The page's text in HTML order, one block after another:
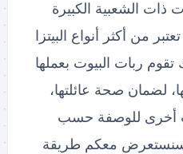
ذات الشعبية الكبيرة
من أكثر أنواع البيتزا
تقوم ربات البيوت بعملها
لضمان صحة عائلتها،
أخرى للوصفة حسب
سنستعرض معكم طريقة